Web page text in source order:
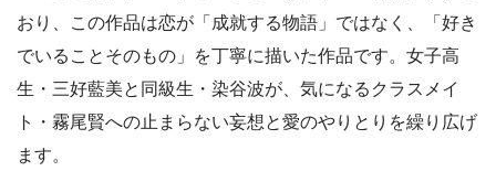
おり、この作品は恋が「成就する物語」ではなく、「好き
でいることそのもの」を丁寧に描いた作品です。女子高
生・三好藍美と同級生・染谷波が、気になるクラスメイ
ト・霧尾賢への止まらない妄想と愛のやりとりを繰り広げ
ます。